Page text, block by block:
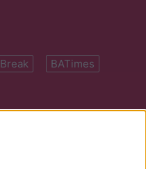
Break BATimes